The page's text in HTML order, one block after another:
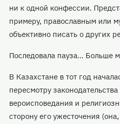
ни к одной конфессии.
примеру, православным или
объективно писать о других
Последовала пауза... Больше
В Казахстане в тот год
пересмотру
вероисповедания и
сторону его ужесточения